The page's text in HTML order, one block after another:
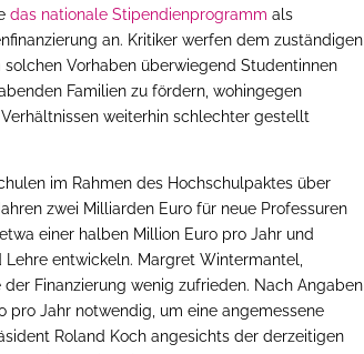
das nationale Stipendienprogramm als
an. Kritiker werfen dem zuständigen
solchen Vorhaben überwiegend Studentinnen
Familien zu fördern, wohingegen
weiterhin schlechter gestellt
im Rahmen des Hochschulpaktes über
zwei Milliarden Euro für neue Professuren
einer halben Million Euro pro Jahr und
entwickeln. Margret Wintermantel,
Finanzierung wenig zufrieden. Nach Angaben
pro Jahr notwendig, um eine angemessene
Roland Koch angesichts der derzeitigen